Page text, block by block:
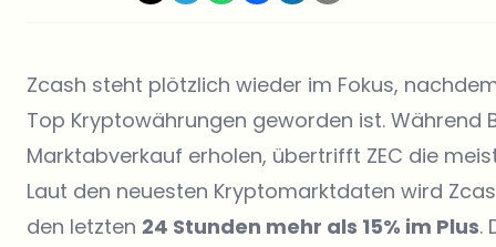
Zcash steht plötzlich wieder im Fokus,
Top Kryptowährungen geworden ist. Während
Marktabverkauf erholen, übertrifft ZEC die
Laut den neuesten Kryptomarktdaten wird
den letzten 24 Stunden mehr als 15% im Plus.